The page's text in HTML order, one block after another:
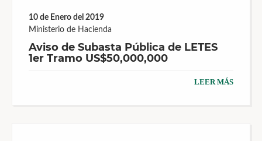
10 de Enero del 2019
Ministerio de Hacienda
Aviso de Subasta Pública de LETES
1er Tramo US$50,000,000
LEER MÁS